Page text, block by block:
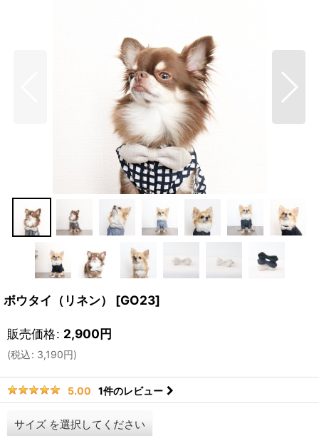
ボウタイ（リネン） [GO23]
販売価格: 2,900円
(税込: 3,190円)
5.00 1件のレビュー
サイズ を選択してください